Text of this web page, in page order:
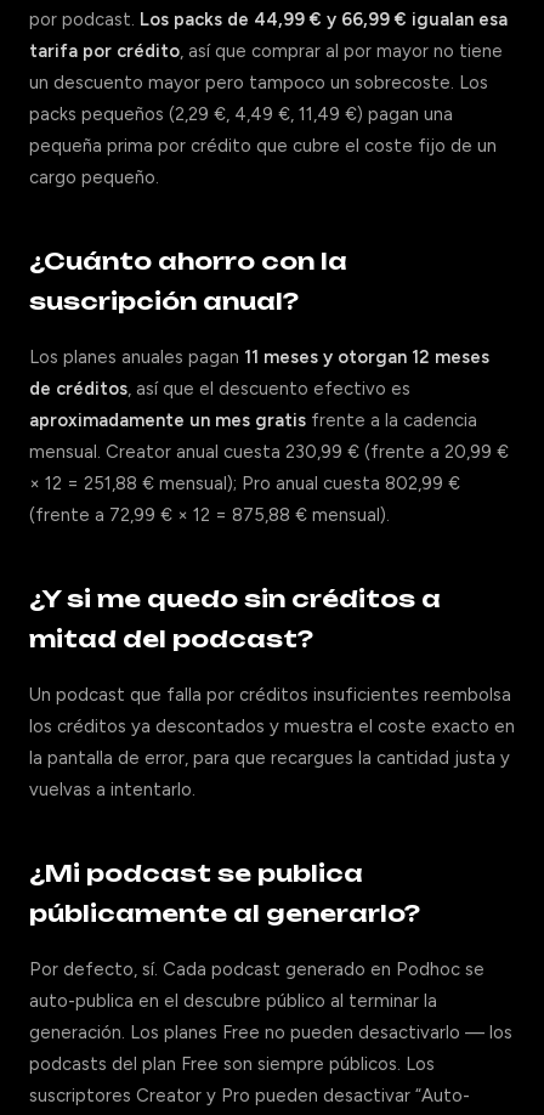
por podcast. Los packs de 44,99 € y 66,99 € igualan esa
tarifa por crédito, así que comprar al por mayor no tiene
un descuento mayor pero tampoco un sobrecoste. Los
packs pequeños (2,29 €, 4,49 €, 11,49 €) pagan una
pequeña prima por crédito que cubre el coste fijo de un
cargo pequeño.
¿Cuánto ahorro con la
suscripción anual?
Los planes anuales pagan 11 meses y otorgan 12 meses
de créditos, así que el descuento efectivo es
aproximadamente un mes gratis frente a la cadencia
mensual. Creator anual cuesta 230,99 € (frente a 20,99 €
× 12 = 251,88 € mensual); Pro anual cuesta 802,99 €
(frente a 72,99 € × 12 = 875,88 € mensual).
¿Y si me quedo sin créditos a
mitad del podcast?
Un podcast que falla por créditos insuficientes reembolsa
los créditos ya descontados y muestra el coste exacto en
la pantalla de error, para que recargues la cantidad justa y
vuelvas a intentarlo.
¿Mi podcast se publica
públicamente al generarlo?
Por defecto, sí. Cada podcast generado en Podhoc se
auto-publica en el descubre público al terminar la
generación. Los planes Free no pueden desactivarlo — los
podcasts del plan Free son siempre públicos. Los
suscriptores Creator y Pro pueden desactivar “Auto-